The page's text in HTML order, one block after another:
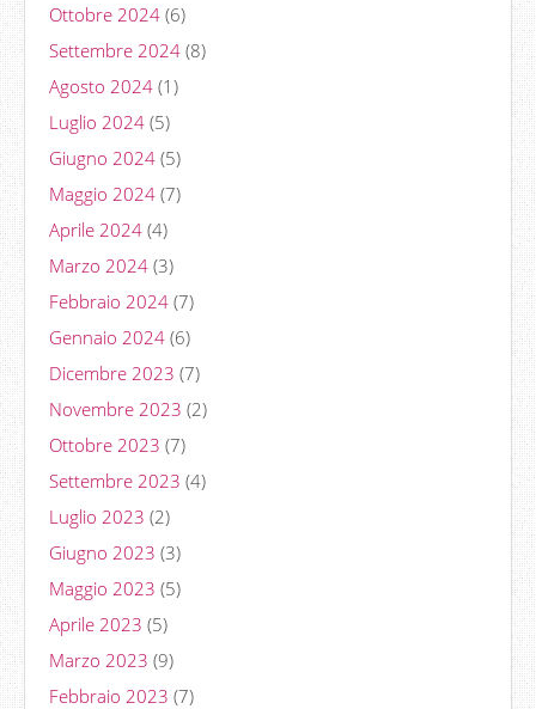
Ottobre 2024 (6)
Settembre 2024 (8)
Agosto 2024 (1)
Luglio 2024 (5)
Giugno 2024 (5)
Maggio 2024 (7)
Aprile 2024 (4)
Marzo 2024 (3)
Febbraio 2024 (7)
Gennaio 2024 (6)
Dicembre 2023 (7)
Novembre 2023 (2)
Ottobre 2023 (7)
Settembre 2023 (4)
Luglio 2023 (2)
Giugno 2023 (3)
Maggio 2023 (5)
Aprile 2023 (5)
Marzo 2023 (9)
Febbraio 2023 (7)